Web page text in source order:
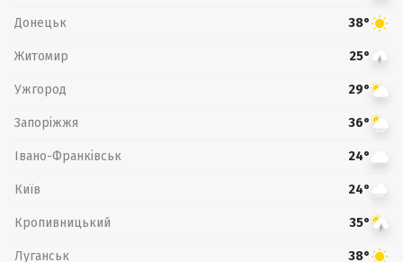
Донецьк 38°
Житомир 25°
Ужгород 29°
Запоріжжя 36°
Івано-Франківськ 24°
Київ 24°
Кропивницький 35°
Луганськ 38°